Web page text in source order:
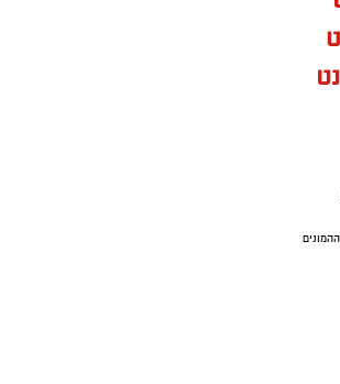
שטרם נחשף? צילומים מאירוע
טעות בכתבה? נשמח שתשתפו